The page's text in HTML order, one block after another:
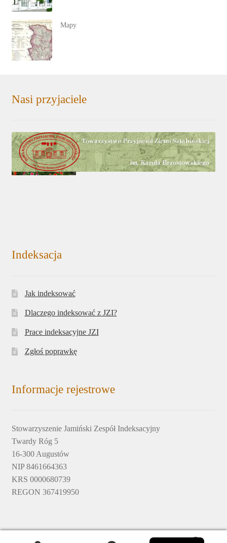
Mapy
Nasi przyjaciele
Indeksacja
Jak indeksować
Dlaczego indeksować z JZI?
Prace indeksacyjne JZI
Zgłoś poprawkę
Informacje rejestrowe
Stowarzyszenie Jamiński Zespół Indeksacyjny
Twardy Róg 5
16-300 Augustów
NIP 8461664363
KRS 0000680739
REGON 367419950
© 2017-2020 by Jamiński Zespół Indeksacyjny © design by